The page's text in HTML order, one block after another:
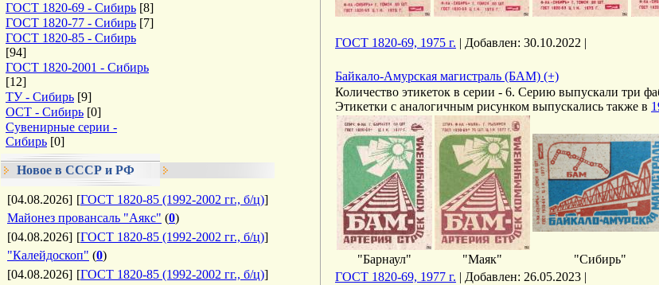
ГОСТ 1820-69 - Сибирь [8]
ГОСТ 1820-77 - Сибирь [7]
ГОСТ 1820-85 - Сибирь
[94]
ГОСТ 1820-2001 - Сибирь
[12]
ТУ - Сибирь [9]
ОСТ - Сибирь [0]
Сувенирные серии -
Сибирь [0]
Новое в СССР и РФ
[04.08.2026] [ГОСТ 1820-85 (1992-2002 гг., б/ц)]
Майонез провансаль "Аякс" (0)
[04.08.2026] [ГОСТ 1820-85 (1992-2002 гг., б/ц)]
"Калейдоскоп" (0)
[04.08.2026] [ГОСТ 1820-85 (1992-2002 гг., б/ц)]
ГОСТ 1820-69, 1975 г. | Добавлен: 30.10.2022 |
Байкало-Амурская магистраль (БАМ) (+)
Количество этикеток в серии - 6. Серию выпускали три
Этикетки с аналогичным рисунком выпускались также в
"Барнаул" "Маяк"
"Сибирь"
ГОСТ 1820-69, 1977 г. | Добавлен: 26.05.2023 |